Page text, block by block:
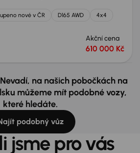
nové v ČR D165 AWD
4x4
Akční cena
610 000 Kč
na našich pobočkách na
můžeme mít podobné vozy,
které hledáte.
podobný vůz
jsme pro vás